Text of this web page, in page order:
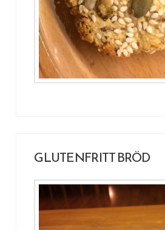
GLUTENFRITT BRÖD